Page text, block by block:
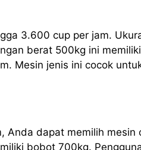
3.600 cup per jam.
berat 500kg ini
Mesin jenis ini cocok
Anda dapat memilih mesin
bobot 700kg.